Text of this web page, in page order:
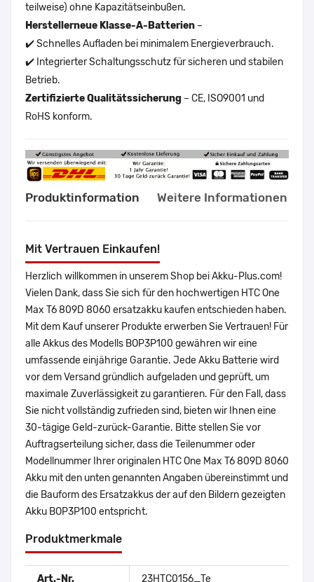
teilweise) ohne Kapazitätseinbußen.
Herstellerneue Klasse-A-Batterien –
✔️ Schnelles Aufladen bei minimalem Energieverbrauch.
✔️ Integrierter Schaltungsschutz für sicheren und stabilen
Betrieb.
Zertifizierte Qualitätssicherung – CE, ISO9001 und
RoHS konform.
Produktinformation Weitere Informationen
Mit Vertrauen Einkaufen!
Herzlich willkommen in unserem Shop bei Akku-Plus.com!
Vielen Dank, dass Sie sich für den hochwertigen HTC One
Max T6 809D 8060 ersatzakku kaufen entschieden haben.
Mit dem Kauf unserer Produkte erwerben Sie Vertrauen! Für
alle Akkus des Modells BOP3P100 gewähren wir eine
umfassende einjährige Garantie. Jede Akku Batterie wird
vor dem Versand gründlich aufgeladen und geprüft, um
maximale Zuverlässigkeit zu garantieren. Für den Fall, dass
Sie nicht vollständig zufrieden sind, bieten wir Ihnen eine
30-tägige Geld-zurück-Garantie. Bitte stellen Sie vor
Auftragserteilung sicher, dass die Teilenummer oder
Modellnummer Ihrer originalen HTC One Max T6 809D 8060
Akku mit den unten genannten Angaben übereinstimmt und
die Bauform des Ersatzakkus der auf den Bildern gezeigten
Akku BOP3P100 entspricht.
Produktmerkmale
Art.-Nr. 23HTC0156_Te